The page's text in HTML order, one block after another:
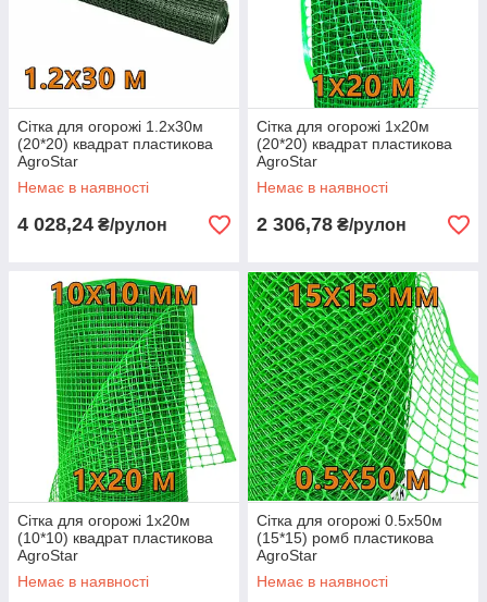
Сітка для огорожі 1.2х30м
(20*20) квадрат пластикова
AgroStar
Немає в наявності
4 028,24 ₴/рулон
Сітка для огорожі 1х20м
(20*20) квадрат пластикова
AgroStar
Немає в наявності
2 306,78 ₴/рулон
Сітка для огорожі 1х20м
(10*10) квадрат пластикова
AgroStar
Немає в наявності
Сітка для огорожі 0.5х50м
(15*15) ромб пластикова
AgroStar
Немає в наявності